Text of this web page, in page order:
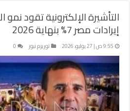
التأشيرة الإلكترونية تقود نمو
إيرادات مصر 7% بنهاية 2026
9:55 ص | 27 يوليو، 2026 توريزم نيوز 0